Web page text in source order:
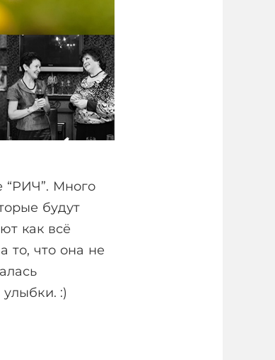
“РИЧ”. Много
будут
как всё
то, что она не
:)